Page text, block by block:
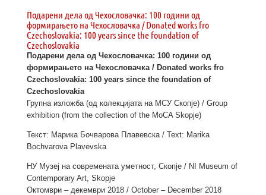
Подарени дела од Чехословачка: 100 години од
формирањето на Чехословачка / Donated works fro
Czechoslovakia: 100 years since the foundation of
Czechoslovakia
Подарени дела од Чехословачка: 100 години од
формирањето на Чехословачка / Donated works fro
Czechoslovakia: 100 years since the foundation of
Czechoslovakia
Групна изложба (од колекцијата на МСУ Скопје) / Group
exhibition (from the collection of the MoCA Skopje)
Текст: Марика Бочварова Плавевска / Text: Marika
Bochvarova Plavevska
НУ Музеј на современата уметност, Скопје / NI Museum of
Contemporary Art, Skopje
Октомври – декември 2018 / October – December 2018